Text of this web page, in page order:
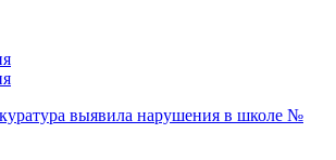
выявила нарушения в школе №